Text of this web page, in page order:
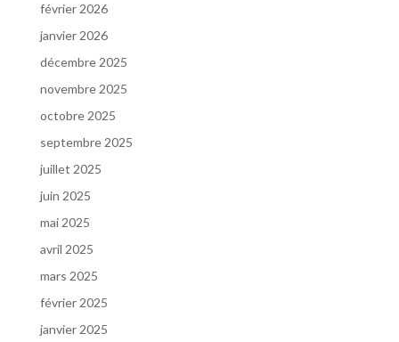
février 2026
janvier 2026
décembre 2025
novembre 2025
octobre 2025
septembre 2025
juillet 2025
juin 2025
mai 2025
avril 2025
mars 2025
février 2025
janvier 2025